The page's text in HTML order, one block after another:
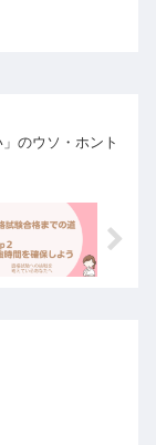
のウソ・ホント